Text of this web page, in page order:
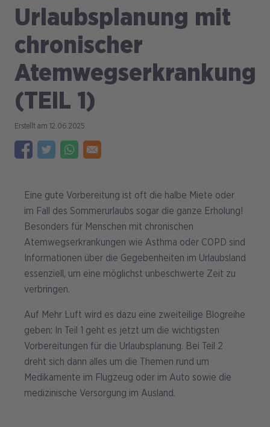
Urlaubsplanung mit
chronischer
Atemwegserkrankung
(TEIL 1)
12.06.2025
Eine gute Vorbereitung ist oft die halbe Miete oder
im Fall des Sommerurlaubs sogar die ganze Erholung!
Besonders für Menschen mit chronischen
Atemwegserkrankungen wie Asthma oder COPD sind
Informationen über die Gegebenheiten im Urlaubsland
essenziell, um eine möglichst unbeschwerte Zeit zu
verbringen.
Auf Mehr Luft wird es dazu eine zweiteilige Blogreihe
geben: In Teil 1 geht es jetzt um die wichtigsten
Vorbereitungen für die Urlaubsplanung. Bei Teil 2
dreht sich dann alles um die Themen rund um
Medikamente im Flugzeug oder im Auto sowie die
medizinische Versorgung im Ausland.